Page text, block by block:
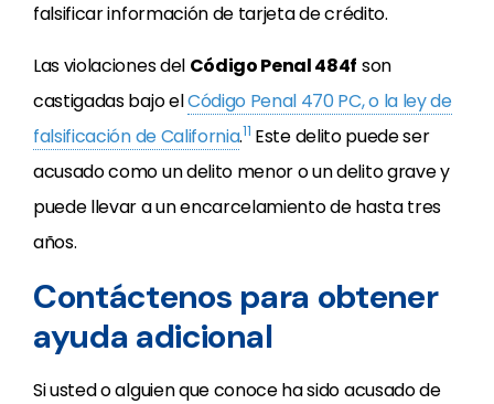
falsificar información de tarjeta de crédito.
Las violaciones del Código Penal 484f son
castigadas bajo elCódigo Penal 470 PC, o la ley de
falsificación de California.11 Este delito puede ser
acusado como un delito menor o un delito grave y
puede llevar a un encarcelamiento de hasta tres
años.
Contáctenos para obtener
ayuda adicional
Si usted o alguien que conoce ha sido acusado de